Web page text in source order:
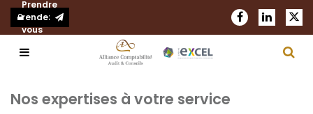
Prendre
rendez-
vous
Notre cabinet
Nos expertises à votre service